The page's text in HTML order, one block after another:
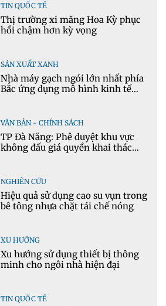
TIN QUỐC TẾ
Thị trường xi măng Hoa Kỳ phục
hồi chậm hơn kỳ vọng
SẢN XUẤT XANH
Nhà máy gạch ngói lớn nhất phía
Bắc ứng dụng mô hình kinh tế
VĂN BẢN - CHÍNH SÁCH
TP Đà Nẵng: Phê duyệt khu vực
không đấu giá quyền khai thác
NGHIÊN CỨU
Hiệu quả sử dụng cao su vụn trong
bê tông nhựa chặt tái chế nóng
XU HƯỚNG
Xu hướng sử dụng thiết bị thông
minh cho ngôi nhà hiện đại
TIN QUỐC TẾ